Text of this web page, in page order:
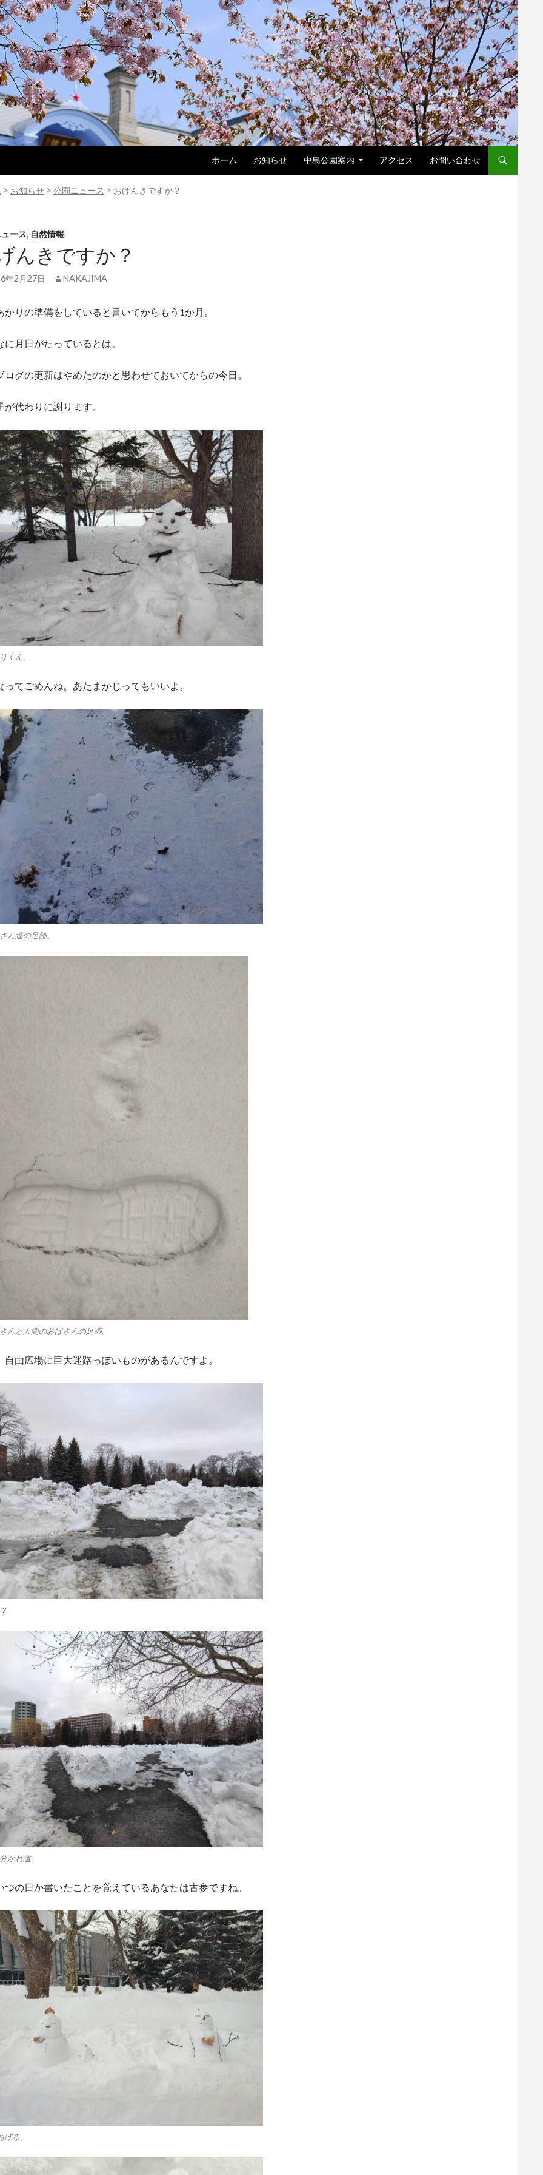
ホーム
お知らせ 中島公園案内 アクセス お問い合わせ
> お知らせ > 公園ニュース > おげんきですか？
ース, 自然情報
んきですか？
年2月27日 NAKAJIMA
かりの準備をしていると書いてからもう1か月。
に月日がたっているとは。
ログの更新はやめたのかと思わせておいてからの今日。
が代わりに謝ります。
くん。
ってごめんね。あたまかじってもいいよ。
ん達の足跡。
んと人間のおばさんの足跡。
自由広場に巨大迷路っぽいものがあるんですよ。
かれ道。
つの日か書いたことを覚えているあなたは古参ですね。
る。